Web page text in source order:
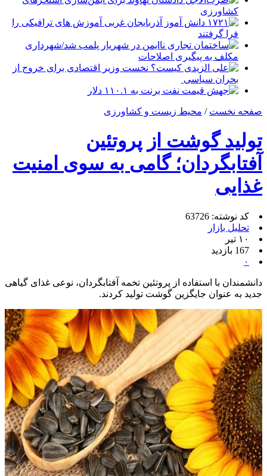
کشاورزی
۱۷۲۱ دانش آموز آذربایجان غربی آموزش های ترافیکی را
فرا گرفتند
ساختمان تجاری ناایمن در شهریار پلمب شد/شهرداری
مکلف به پیگیری اصلاحات
علی الزیدی کیست؟ نخست وزیر اقتصادی برای خروج از
بحران سیاسی
جهش قیمت نفت برنت به ۱۱۰.۱ دلار
صفحه نخست / محیط زیست و کشاورزی
تولید گوشت از پروتئین
آفتابگردان؛ گامی به سوی امنیت
غذایی
کد نوشته: 63726
تحلیل بازار
۱۰ تیر
167 بازدید
۰
دانشمندان با استفاده از پروتئین تخمه آفتابگردان، نوعی غذای گیاهی
جدید به عنوان جایگزین گوشت تولید کردند.